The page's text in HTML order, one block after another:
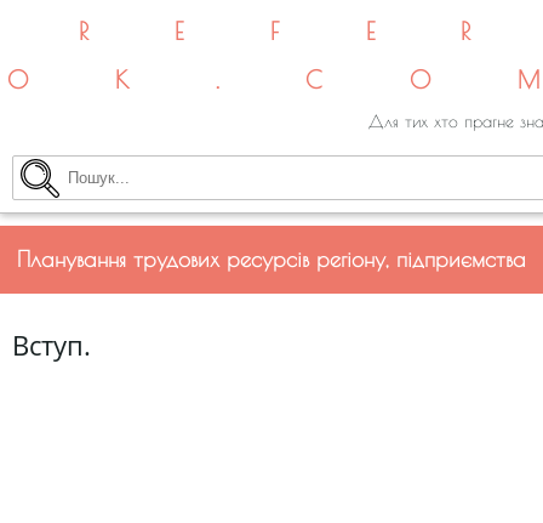
Для тих хто прагне
Планування трудових ресурсів регіону, підприємства
Вступ.